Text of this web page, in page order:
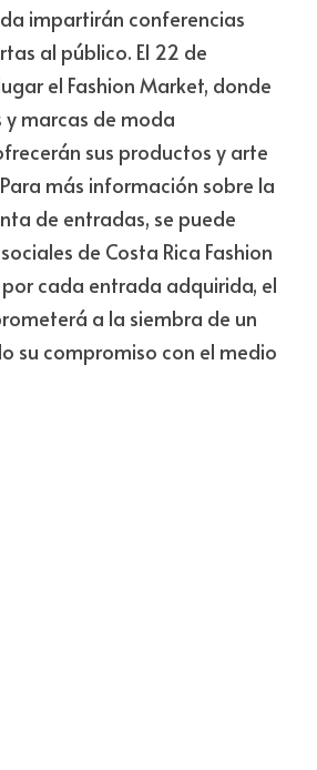
impartirán conferencias
al público. El 22 de
el Fashion Market, donde
marcas de moda
sus productos y arte
más información sobre la
de entradas, se puede
de Costa Rica Fashion
cada entrada adquirida, el
a la siembra de un
su compromiso con el medio